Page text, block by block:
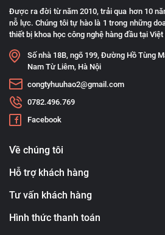
Được ra đời từ năm 2010, trải qua hơn 10
nỗ lực. Chúng tôi tự hào là 1 trong những
thiết bị khoa học công nghệ hàng đầu tại Việt
Số nhà 18B, ngõ 199, Đường Hồ Tùng
Nam Từ Liêm, Hà Nội
congtyhuuhao2@gmail.com
0782.496.769
Facebook
Về chúng tôi
Hỗ trợ khách hàng
Tư vấn khách hàng
Hình thức thanh toán